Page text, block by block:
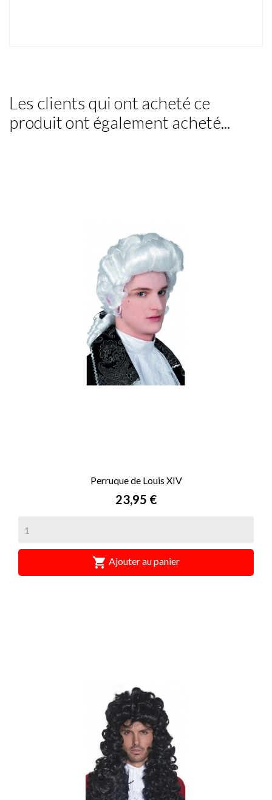
Les clients qui ont acheté ce
produit ont également acheté...
Perruque de Louis XIV
Prix
23,95 €
 Ajouter au panier